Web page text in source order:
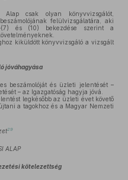
csak olyan könyvvizsgálót,
felülvizsgálatára, aki
és (10) bekezdése szerint a
kiküldött könyvvizsgáló a vizsgált
jóváhagyása
beszámolóját és üzleti jelentését –
– az Igazgatóság hagyja jóvá.
legkésőbb az üzleti évet követő
a tagokhoz és a Magyar Nemzeti
29
ALAP
kötelezettség